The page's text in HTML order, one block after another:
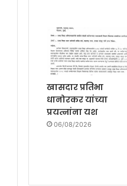
खासदार प्रतिभा
धानोरकर यांच्या
प्रयत्नांना यश
06/08/2026